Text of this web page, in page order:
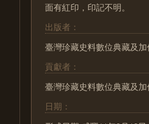
面有紅印，印記不明。
出版者：
臺灣珍藏史料數位典藏及
貢獻者：
臺灣珍藏史料數位典藏及
日期：